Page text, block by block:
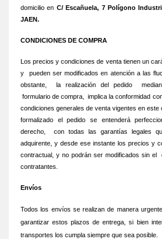
domicilio en C/ Escañuela, 7 Polígono
JAEN.
CONDICIONES DE COMPRA
Los precios y condiciones de venta tienen un
y pueden ser modificados en atención a las
obstante, la realización del pedido
formulario de compra, implica la conformidad
condiciones generales de venta vigentes en este
formalizado el pedido se entenderá
derecho, con todas las garantías legales
adquirente, y desde ese instante los precios y
contractual, y no podrán ser modificados sin el
contratantes.
Envíos
Todos los envíos se realizan de manera
garantizar estos plazos de entrega, si bien
transportes los cumpla siempre que sea posible.